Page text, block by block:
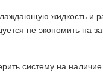
жидкость и
не экономить на
систему на